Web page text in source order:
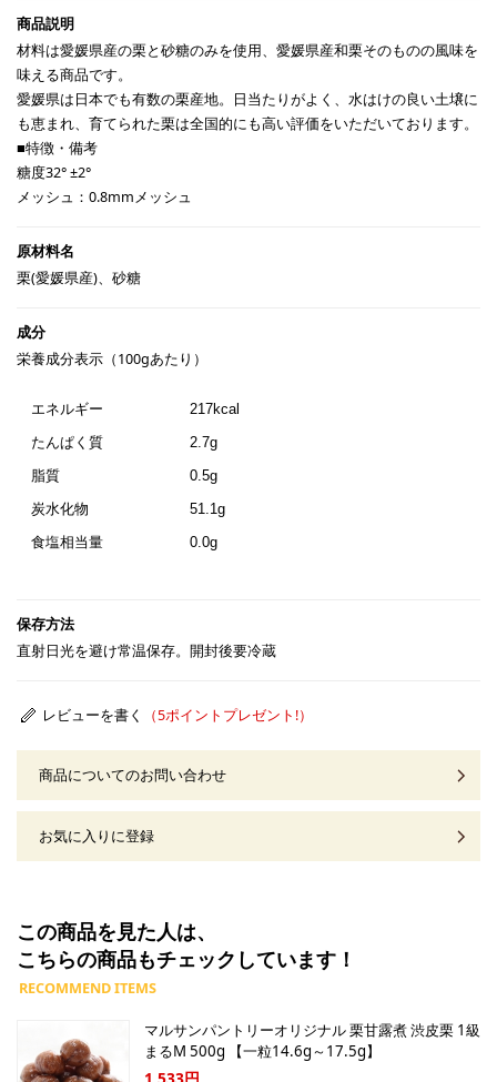
材料は愛媛県産の栗と砂糖のみを使用、愛媛県産和栗そのものの風味を
味える商品です。
愛媛県は日本でも有数の栗産地。日当たりがよく、水はけの良い土壌に
も恵まれ、育てられた栗は全国的にも高い評価をいただいております。
■特徴・備考
糖度32° ±2°
メッシュ：0.8mmメッシュ
栗(愛媛県産)、砂糖
栄養成分表示（100gあたり）
エネルギー 217kcal
たんぱく質 2.7g
脂質 0.5g
炭水化物 51.1g
食塩相当量 0.0g
直射日光を避け常温保存。開封後要冷蔵
レビューを書く
商品についてのお問い合わせ
お気に入りに登録
この商品を見た人は、
こちらの商品もチェックしています！
マルサンパントリーオリジナル 栗甘露煮 渋皮栗 1級
まるM 500g 【一粒14.6g～17.5g】
1,533円